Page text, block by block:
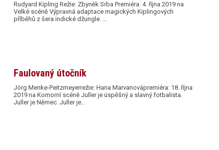
Rudyard Kipling Režie: Zbyněk Srba Premiéra: 4. října 2019 na
Velké scéně Výpravná adaptace magických Kiplingových
příběhů z šera indické džungle. …
Faulovaný útočník
Jörg Menke-Peitzmeyerrežie: Hana Marvanovápremiéra: 18. října
2019 na Komorní scéně Juller je úspěšný a slavný fotbalista.
Juller je Němec. Juller je…